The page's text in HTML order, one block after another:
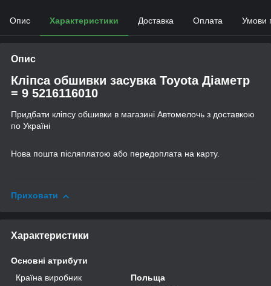
Опис Характеристики Доставка Оплата Умови
Опис
Кліпса обшивки засувка Toyota Діаметр
= 9 5216116010
Придбати кліпсу обшивки в магазині Автомелочь з доставкою
по Україні
Нова пошта післяплатою або передоплата на карту.
Приховати
Характеристики
Основні атрибути
Країна виробник
Польща